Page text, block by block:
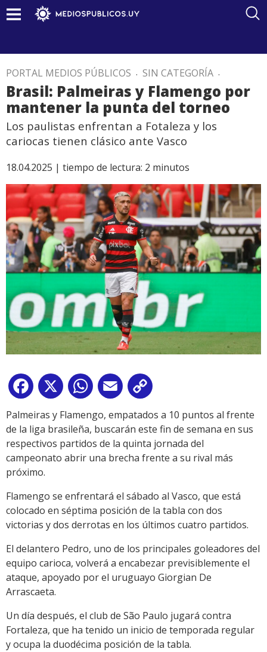
PORTAL MEDIOS PÚBLICOS . SIN CATEGORÍA .
Brasil: Palmeiras y Flamengo por
mantener la punta del torneo
Los paulistas enfrentan a Fotaleza y los
cariocas tienen clásico ante Vasco
18.04.2025 | tiempo de lectura: 2 minutos
Facebook
X WhatsApp
Email
Link
Palmeiras y Flamengo, empatados a 10 puntos al frente
de la liga brasileña, buscarán este fin de semana en sus
respectivos partidos de la quinta jornada del
campeonato abrir una brecha frente a su rival más
próximo.
Flamengo se enfrentará el sábado al Vasco, que está
colocado en séptima posición de la tabla con dos
victorias y dos derrotas en los últimos cuatro partidos.
El delantero Pedro, uno de los principales goleadores del
equipo carioca, volverá a encabezar previsiblemente el
ataque, apoyado por el uruguayo Giorgian De
Arrascaeta.
Un día después, el club de São Paulo jugará contra
Fortaleza, que ha tenido un inicio de temporada regular
y ocupa la duodécima posición de la tabla.